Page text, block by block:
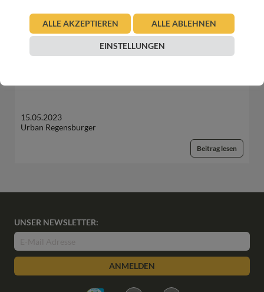
15.05.2023
Urban Regensburger
Beitrag lesen
UNSER NEWSLETTER:
ANMELDEN
ALLE AKZEPTIEREN ALLE ABLEHNEN
EINSTELLUNGEN